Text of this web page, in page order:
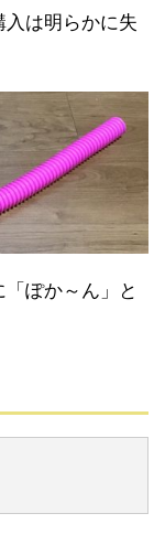
は明らかに失
ぽか～ん」と